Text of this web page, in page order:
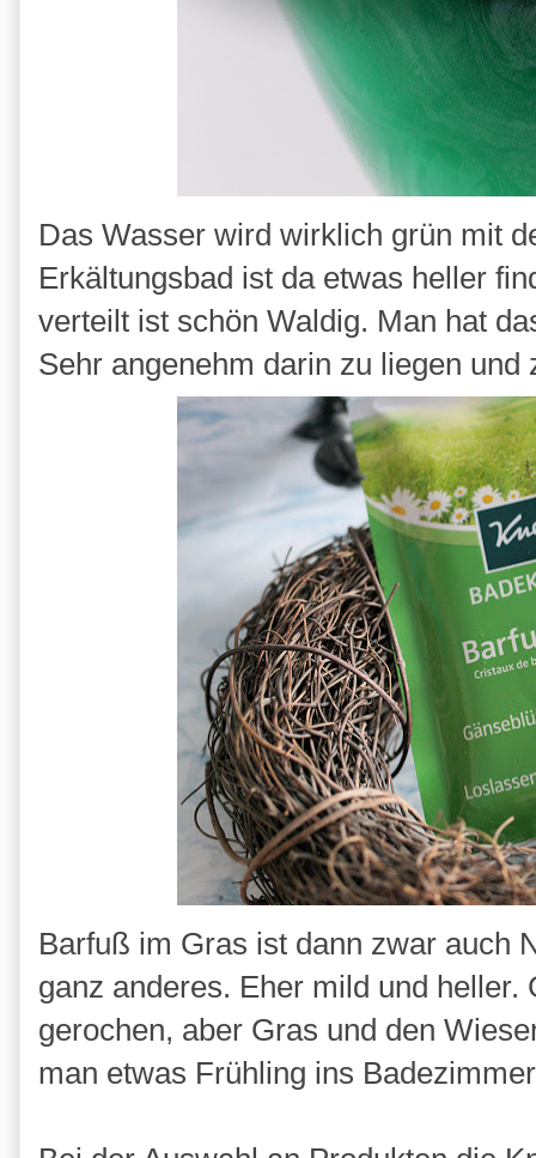
Das Wasser wird wirklich grün mit
Erkältungsbad ist da etwas heller
verteilt ist schön Waldig. Man hat
Sehr angenehm darin zu liegen und
Barfuß im Gras ist dann zwar auch
ganz anderes. Eher mild und
gerochen, aber Gras und den
man etwas Frühling ins